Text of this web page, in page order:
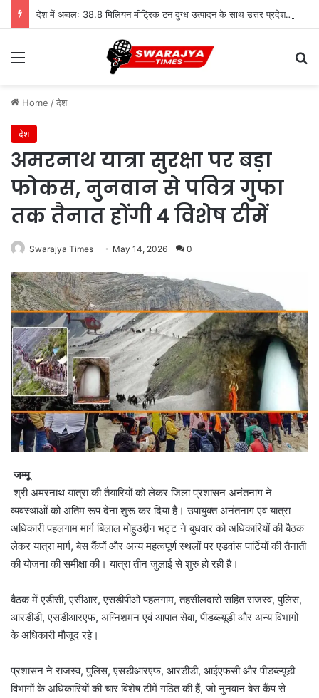
देश में अव्वलः 38.8 मिलियन मीट्रिक टन दुग्ध उत्पादन के साथ उत्तर प्रदेश शीर्ष पर
Menu
Home /देश
देश
अमरनाथ यात्रा सुरक्षा पर बड़ा
फोकस, नुनवान से पवित्र गुफा
तक तैनात होंगी 4 विशेष टीमें
Swarajya Times May 14, 2026 0
जम्मू
श्री अमरनाथ यात्रा की तैयारियों को लेकर जिला प्रशासन अनंतनाग ने
व्यवस्थाओं को अंतिम रूप देना शुरू कर दिया है। उपायुक्त अनंतनाग एवं यात्रा
अधिकारी पहलगाम मार्ग बिलाल मोहुउद्दीन भट्ट ने बुधवार को अधिकारियों की बैठक
लेकर यात्रा मार्ग, बेस कैंपों और अन्य महत्वपूर्ण स्थलों पर एडवांस पार्टियों की तैनाती
की योजना की समीक्षा की। यात्रा तीन जुलाई से शुरु हो रही है।
बैठक में एडीसी, एसीआर, एसडीपीओ पहलगाम, तहसीलदारों सहित राजस्व, पुलिस,
आरडीडी, एसडीआरएफ, अग्निशमन एवं आपात सेवा, पीडब्ल्यूडी और अन्य विभागों
के अधिकारी मौजूद रहे।
प्रशासन ने राजस्व, पुलिस, एसडीआरएफ, आरडीडी, आईएफसी और पीडब्ल्यूडी
विभागों के अधिकारियों की चार विशेष टीमें गठित की हैं, जो नुनवान बेस कैंप से